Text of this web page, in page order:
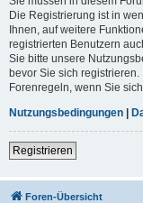
Die Registrierung ist in
Ihnen, auf weitere
registrierten Benutzern
Sie bitte unsere
bevor Sie sich
Forenregeln, wenn Sie
Nutzungsbedingungen |
Registrieren
Foren-Übersicht